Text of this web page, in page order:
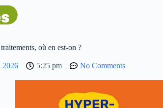
où en est-on ?
2026 5:25 pm No Comments